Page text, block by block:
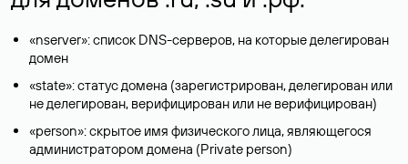
«nserver»: список DNS-серверов, на которые делегирован
домен
«state»: статус домена (зарегистрирован, делегирован или
не делегирован, верифицирован или не верифицирован)
«person»: скрытое имя физического лица, являющегося
администратором домена (Privatе person)